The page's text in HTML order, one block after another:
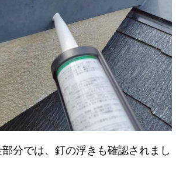
分では、釘の浮きも確認されまし